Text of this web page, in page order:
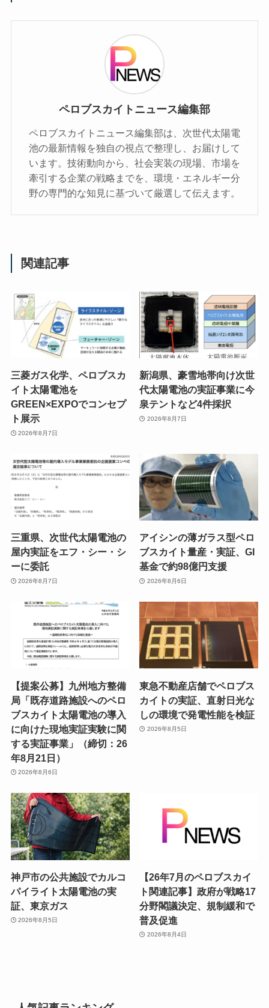
ペロブスカイトニュース編集部
ペロブスカイトニュース編集部は、次世代太陽電
池の最新情報を独自の視点で整理し、お届けして
います。技術動向から、社会実装の現場、市場を
牽引する企業の戦略までを、環境・エネルギー分
野の専門的な知見に基づいて厳選して伝えます。
関連記事
三菱ガス化学、ペロブスカ
イト太陽電池を
GREEN×EXPOでコンセプ
ト展示
2026年8月7日
新潟県、豪雪地帯向け次世
代太陽電池の実証事業に今
泉テントなど4件採択
2026年8月7日
三重県、次世代太陽電池の
屋内実証をエフ・シー・シ
ーに委託
2026年8月7日
アイシンの薄ガラス型ペロ
ブスカイト量産・実証、GI
基金で約98億円支援
2026年8月6日
【提案公募】九州地方整備
局「既存道路施設へのペロ
ブスカイト太陽電池の導入
に向けた現地実証実験に関
する実証事業」（締切：26
年8月21日）
2026年8月6日
東急不動産店舗でペロブス
カイトの実証、直射日光な
しの環境で発電性能を検証
2026年8月5日
神戸市の公共施設でカルコ
パイライト太陽電池の実
証、東京ガス
2026年8月5日
【26年7月のペロブスカイ
ト関連記事】政府が戦略17
分野閣議決定、規制緩和で
普及促進
2026年8月4日